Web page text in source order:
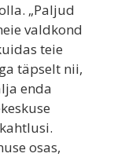
„Paljud
valdkond
teie
täpselt nii,
enda
osas,